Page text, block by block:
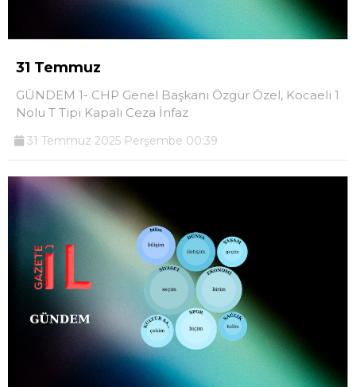
31 Temmuz
GÜNDEM 1- CHP Genel Başkanı Özgür Özel, Kocaeli 1
Nolu T Tipi Kapalı Ceza İnfaz
31 Temmuz 2025 Perşembe 00:39